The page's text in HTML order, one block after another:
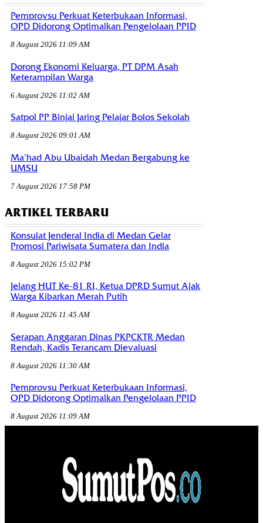
Pemprovsu Perkuat Keterbukaan Informasi,
OPD Didorong Optimalkan Pengelolaan PPID
8 August 2026 11:09 AM
Dorong Ekonomi Keluarga, PT DPM Asah
Keterampilan Warga
6 August 2026 11:02 AM
Satpol PP Binjai Jaring Pelajar Bolos Sekolah
8 August 2026 09:01 AM
Ma’had Abu Ubaidah Medan Bergabung ke
UMSU
7 August 2026 17:58 PM
ARTIKEL TERBARU
Konsulat Jenderal India di Medan Gelar
Promosi Pariwisata Sumatera dan India
8 August 2026 15:02 PM
Jelang HUT Ke-81 RI, Ketua DPRD Sumut Ajak
Warga Kibarkan Merah Putih
8 August 2026 11:45 AM
Serapan Anggaran Dinas PKPCKTR Medan
Rendah, Kadis Terancam Dievaluasi
8 August 2026 11:30 AM
Pemprovsu Perkuat Keterbukaan Informasi,
OPD Didorong Optimalkan Pengelolaan PPID
8 August 2026 11:09 AM